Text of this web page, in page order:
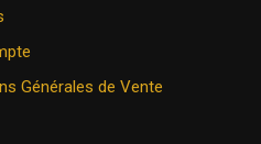
Générales de Vente